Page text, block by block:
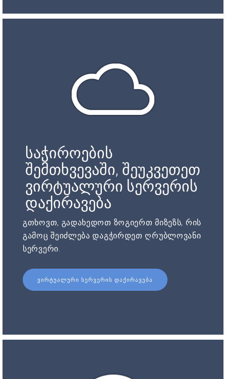
საჭიროების
შემთხვევაში, შეუკვეთეთ
ვირტუალური სერვერის
დაქირავება
გთხოვთ, გადახედოთ ზოგიერთ მიზეზს, რის
გამოც შეიძლება დაგჭირდეთ ღრუბლოვანი
სერვერი.
ᲕᲘᲠᲢᲣᲐᲚᲣᲠᲘ ᲡᲔᲠᲕᲔᲠᲘᲡ ᲓᲐᲥᲘᲠᲐᲕᲔᲑᲐ